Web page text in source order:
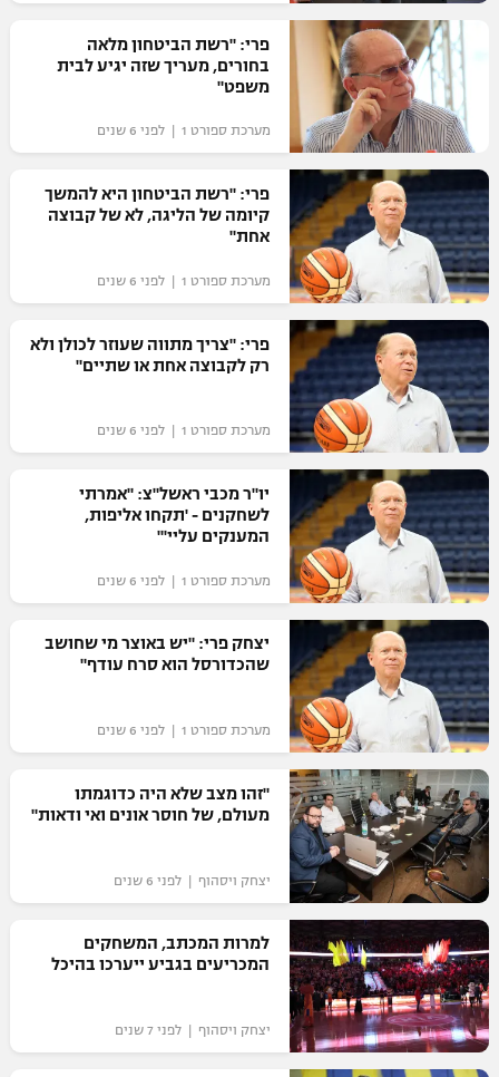
רשיון להקרנה פומבית לבית עסק
הצטרפות לחבילת הערוצים
לוח דרושים – ג'ובנט
תגיות
המגזין
פרי: "רשת הביטחון מלאה
בחורים, מעריך שזה יגיע לבית
משפט"
מערכת ספורט 1 | לפני 6 שנים
פרי: "רשת הביטחון היא להמשך
קיומה של הליגה, לא של קבוצה
אחת"
מערכת ספורט 1 | לפני 6 שנים
פרי: "צריך מתווה שעוזר לכולן ולא
רק לקבוצה אחת או שתיים"
מערכת ספורט 1 | לפני 6 שנים
יו"ר מכבי ראשל"צ: "אמרתי
לשחקנים - 'תקחו אליפות,
המענקים עליי'"
מערכת ספורט 1 | לפני 6 שנים
יצחק פרי: "יש באוצר מי שחושב
שהכדורסל הוא סרח עודף"
מערכת ספורט 1 | לפני 6 שנים
"זהו מצב שלא היה כדוגמתו
מעולם, של חוסר אונים ואי ודאות"
יצחק ויסהוף | לפני 6 שנים
למרות המכתב, המשחקים
המכריעים בגביע ייערכו בהיכל
יצחק ויסהוף | לפני 7 שנים